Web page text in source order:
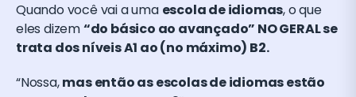
Quando você vai a uma escola de idiomas, o que
eles dizem“do básico ao avançado” NO GERAL se
trata dos níveis A1 ao (no máximo) B2.
“Nossa,mas então as escolas de idiomas estão